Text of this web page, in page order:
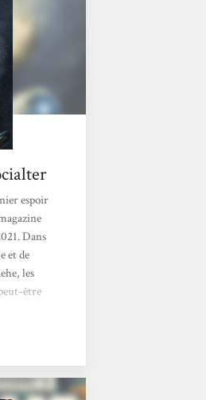
espoir
Dans
et de
les
être
de grâce.